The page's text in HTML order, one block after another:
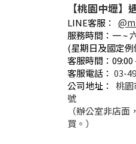
【桃園中壢】
LINE客服：
服務時間：一 ~
(星期日及國定
客服時間：
客服電話： 03-
公司地址：
桃
號
（辦公室非店
買。）